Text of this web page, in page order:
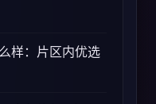
样：片区内优选